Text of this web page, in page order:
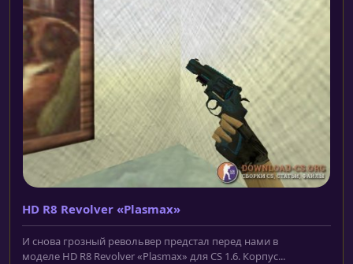
HD R8 Revolver «Plasmax»
И снова грозный револьвер предстал перед нами в
моделе HD R8 Revolver «Plasmax» для CS 1.6. Корпус...